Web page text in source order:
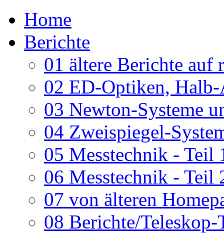
Home
Berichte
01 ältere Berichte auf
02 ED-Optiken, Halb-
03 Newton-Systeme
04 Zweispiegel-
05 Messtechnik - Teil
06 Messtechnik - Teil
07 von älteren
08 Berichte/